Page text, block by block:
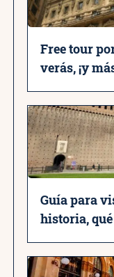
Free tour
verás, ¡y
Guía para
historia,